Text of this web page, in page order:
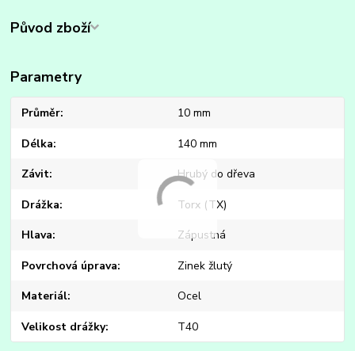
Původ zboží
Parametry
Průměr 10 mm
Délka 140 mm
Závit Hrubý do dřeva
Drážka Torx (TX)
Hlava Zápustná
Povrchová úprava Zinek žlutý
Materiál Ocel
Velikost drážky T40